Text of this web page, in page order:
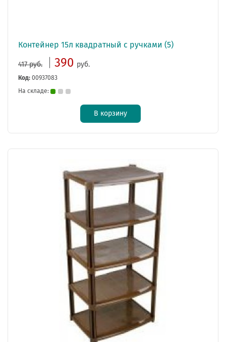
Контейнер 15л квадратный с ручками (5)
417 руб. 390 руб.
Код: 00937083
На складе:
В корзину